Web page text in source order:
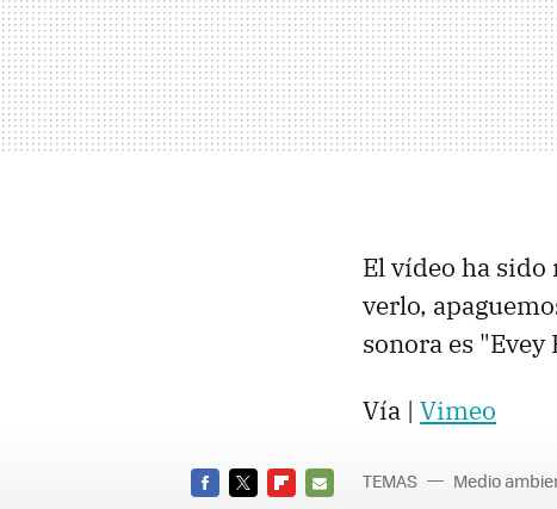
El vídeo ha
verlo,
sonora es "Evey
Vía | Vimeo
TEMAS Medio